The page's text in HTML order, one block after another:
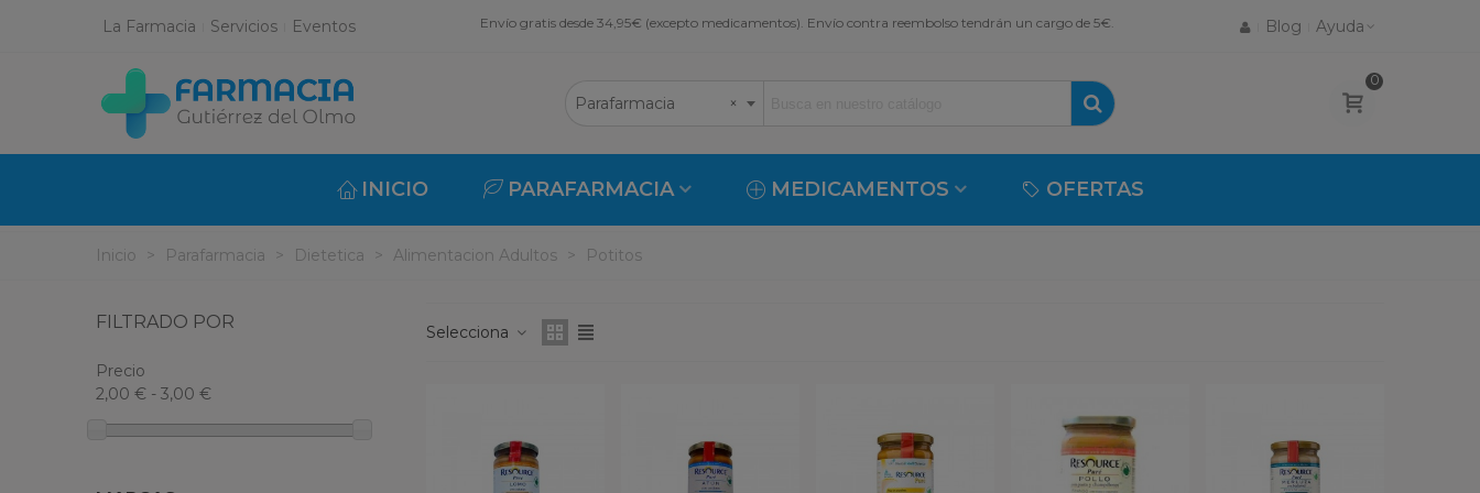
La Farmacia Servicios Eventos Envío gratis desde 34,95€ (excepto medicamentos). Envío contra reembolso tendrán un cargo de 5€. Blog Ayuda
×
Parafarmacia
0
INICIO PARAFARMACIA MEDICAMENTOS OFERTAS
Inicio > Parafarmacia > Dietetica > Alimentacion Adultos > Potitos
FILTRADO POR
Precio
2,00 € - 3,00 €
Selecciona